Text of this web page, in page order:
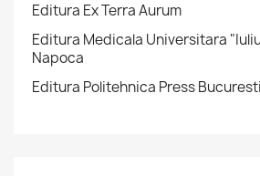
Editura Ex Terra Aurum
Editura Medicala Universitara
Napoca
Editura Politehnica Press Bucuresti